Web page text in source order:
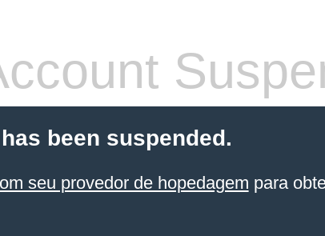
been suspended.
seu provedor de hopedagem para